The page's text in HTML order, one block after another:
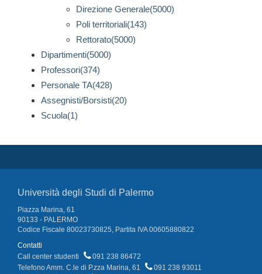
Direzione Generale(5000)
Poli territoriali(143)
Rettorato(5000)
Dipartimenti(5000)
Professori(374)
Personale TA(428)
Assegnisti/Borsisti(20)
Scuola(1)
Università degli Studi di Palermo
Piazza Marina, 61
90133 - PALERMO
Codice Fiscale 80023730825, Partita IVA 00605880822
Contatti
Call center studenti
091 238 86472
Telefono Amm. C.le di P.zza Marina, 61
091 238 93011